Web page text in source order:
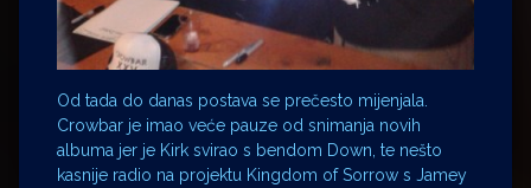
Od tada do danas postava se prečesto mijenjala.
Crowbar je imao veće pauze od snimanja novih
albuma jer je Kirk svirao s bendom Down, te nešto
kasnije radio na projektu Kingdom of Sorrow s Jamey